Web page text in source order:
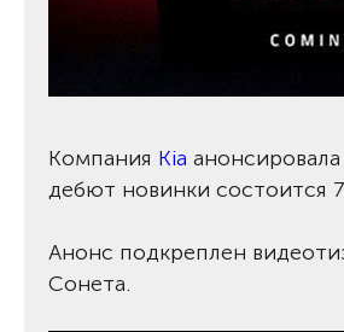
Компания Kia
дебют новинки состоится 7
Анонс подкреплен
Сонета.